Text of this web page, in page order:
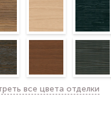
все цвета отделки